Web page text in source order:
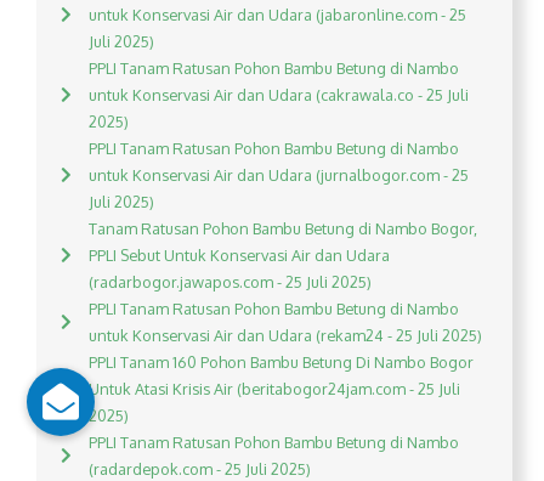
untuk Konservasi Air dan Udara (jabaronline.com - 25
Juli 2025)
PPLI Tanam Ratusan Pohon Bambu Betung di Nambo
untuk Konservasi Air dan Udara (cakrawala.co - 25 Juli
2025)
PPLI Tanam Ratusan Pohon Bambu Betung di Nambo
untuk Konservasi Air dan Udara (jurnalbogor.com - 25
Juli 2025)
Tanam Ratusan Pohon Bambu Betung di Nambo Bogor,
PPLI Sebut Untuk Konservasi Air dan Udara
(radarbogor.jawapos.com - 25 Juli 2025)
PPLI Tanam Ratusan Pohon Bambu Betung di Nambo
untuk Konservasi Air dan Udara (rekam24 - 25 Juli 2025)
PPLI Tanam 160 Pohon Bambu Betung Di Nambo Bogor
Untuk Atasi Krisis Air (beritabogor24jam.com - 25 Juli
2025)
PPLI Tanam Ratusan Pohon Bambu Betung di Nambo
(radardepok.com - 25 Juli 2025)